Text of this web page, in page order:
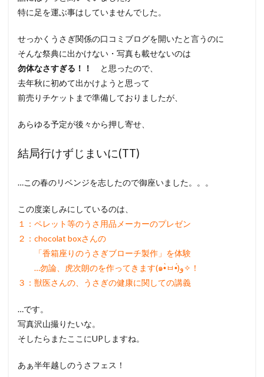
特に足を運ぶ事はしていませんでした。
せっかくうさぎ関係の口コミブログを開いたと言うのに
そんな祭典に出かけない・写真も載せないのは
勿体なさすぎる！！
と思ったので、
去年秋に初めて出かけようと思って
前売りチケットまで準備しておりましたが、
あらゆる予定が後々から押し寄せ、
結局行けずじまいに(TT)
…この春のリベンジを志したので御座いました。。。
この度楽しみにしているのは、
１：ペレット等のうさ用品メーカーのプレゼン
２： chocolat boxさんの
「香箱座りのうさぎブローチ製作」を体験
…勿論、虎次朗のを作ってきます(๑•̀ㅂ•́)و✧！
３：獣医さんの、うさぎの健康に関しての講義
…です。
写真沢山撮りたいな。
そしたらまたここにUPしますね。
あぁ半年越しのうさフェス！